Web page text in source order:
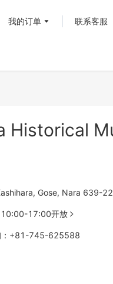
我的订单 联系客服
Historical
Gose, Nara 639-
17:00开放 
： +81-745-625588